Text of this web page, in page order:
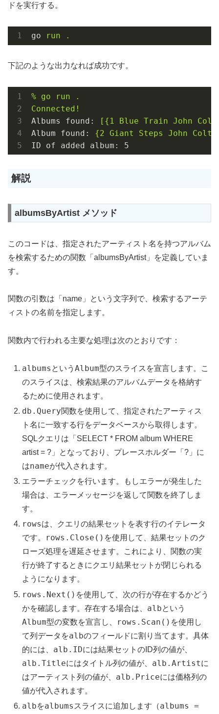
ドを実行する。
go run .
下記のような出力なれば成功です。
% go run
.
Connected!
Albums found:
[{1 Blue Train John
Album found:
{2 Giant Steps John
ID of added album:
5
解説
albumsByArtist メソッド
このコードは、指定されたアーティスト名を持つアルバム
を検索するための関数「albumsByArtist」を定義していま
す。
関数の引数は「name」という文字列で、検索するアーテ
ィストの名前を指定します。
関数内で行われる主要な処理は次のとおりです：
albums というAlbum型のスライスを宣言します。こ
のスライスは、検索結果のアルバムデータを格納す
るために使用されます。
db.Query関数を使用して、指定されたアーティス
ト名に一致する行をデータベースから取得します。
SQLクエリは「SELECT * FROM album WHERE
artist = ?」となっており、プレースホルダー「?」に
はnameが代入されます。
エラーチェックを行います。もしエラーが発生した
場合は、エラーメッセージを返して関数を終了しま
す。
rowsは、クエリの結果セットを表す行のイテレータ
です。
rows.Close() を使用して、結果セットのク
ローズ処理を遅延させます。これにより、関数の実
行が終了するときにクエリ結果セットが閉じられる
ようになります。
rows.Next() を使用して、次の行が存在するかどう
かを確認します。存在する場合は、 albという
Album型の変数を宣言し、 rows.Scan() を使用し
て列データをalbのフィールドに割り当てます。具体
的には、 alb.IDには結果セットのID列の値が、
alb.Titleにはタイトル列の値が、 alb.Artistに
はアーティスト列の値が、 alb.Priceには価格列の
値が代入されます。
albをalbums スライスに追加します（albums =